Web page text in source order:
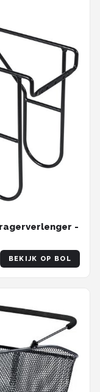
-
BEKIJK OP BOL